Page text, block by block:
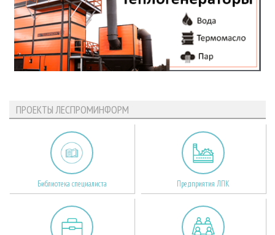
ПРОЕКТЫ ЛЕСПРОМИНФОРМ
Библиотека специалиста Предприятия ЛПК